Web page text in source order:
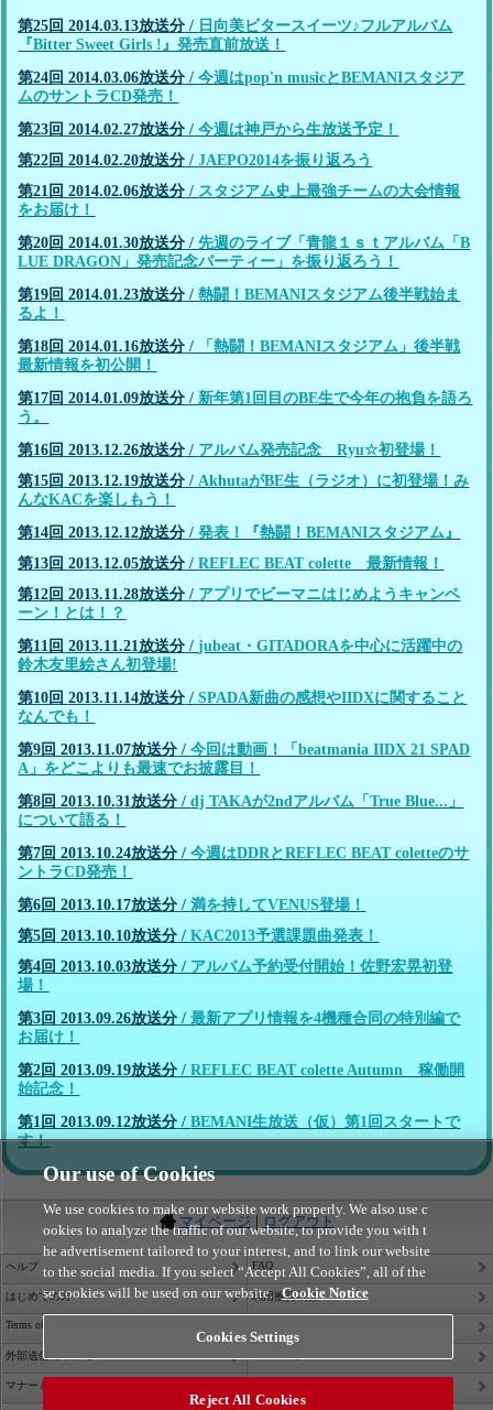
第25回 2014.03.13放送分 / 日向美ビタースイーツ♪フルアルバム
『Bitter Sweet Girls !』発売直前放送！
第24回 2014.03.06放送分 /今週はpop'n musicとBEMANIスタジア
ムのサントラCD発売！
第23回 2014.02.27放送分 /今週は神戸から生放送予定！
第22回 2014.02.20放送分 /JAEPO2014を振り返ろう
第21回 2014.02.06放送分 / スタジアム史上最強チームの大会情報
をお届け！
第20回 2014.01.30放送分 /先週のライブ「青龍１ｓｔアルバム「B
LUE DRAGON」発売記念パーティー」を振り返ろう！
第19回 2014.01.23放送分 /熱闘！BEMANIスタジアム後半戦始ま
るよ！
第18回 2014.01.16放送分 / 「熱闘！BEMANIスタジアム」後半戦
最新情報を初公開！
第17回 2014.01.09放送分 / 新年第1回目のBE生で今年の抱負を語ろ
う。
第16回 2013.12.26放送分 / アルバム発売記念 Ryu☆初登場！
第15回 2013.12.19放送分 / AkhutaがBE生（ラジオ）に初登場！み
んなKACを楽しもう！
第14回 2013.12.12放送分 /発表！『熱闘！BEMANIスタジアム』
第13回 2013.12.05放送分 /REFLEC BEAT colette 最新情報！
第12回 2013.11.28放送分 / アプリでビーマニはじめようキャンペ
ーン！とは！？
第11回 2013.11.21放送分 /jubeat・GITADORAを中心に活躍中の
鈴木友里絵さん初登場!
第10回 2013.11.14放送分 /SPADA新曲の感想やIIDXに関すること
なんでも！
第9回 2013.11.07放送分 /今回は動画！「beatmania IIDX 21 SPAD
A」をどこよりも最速でお披露目！
第8回 2013.10.31放送分 /dj TAKAが2ndアルバム「True Blue...」
について語る！
第7回 2013.10.24放送分 /今週はDDRとREFLEC BEAT coletteのサ
ントラCD発売！
第6回 2013.10.17放送分 /満を持してVENUS登場！
第5回 2013.10.10放送分 /KAC2013予選課題曲発表！
第4回 2013.10.03放送分 / アルバム予約受付開始！佐野宏晃初登
場！
第3回 2013.09.26放送分 /最新アプリ情報を4機種合同の特別編で
お届け！
第2回 2013.09.19放送分 /REFLEC BEAT colette Autumn 稼働開
始記念！
第1回 2013.09.12放送分 /BEMANI生放送（仮）第1回スタートで
す！
マイページ | ログアウト
ヘルプ FAQ
はじめての方 利用推奨環境
Terms of Service
外部送信について
マナー＆ルール
Our use of Cookies
We use cookies to make our website work properly. We also use c
ookies to analyze the traffic of our website, to provide you with t
he advertisement tailored to your interest, and to link our website
to the social media. If you select “Accept All Cookies”, all of the
se cookies will be used on our website. Cookie Notice
Cookies Settings
Reject All Cookies